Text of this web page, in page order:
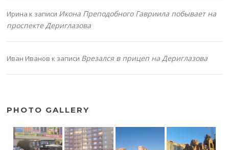
Ирина к записи Икона Преподобного Гавриила побывает на
проспекте Дериглазова
Иван Иванов к записи Врезался в прицеп на Дериглазова
PHOTO GALLERY